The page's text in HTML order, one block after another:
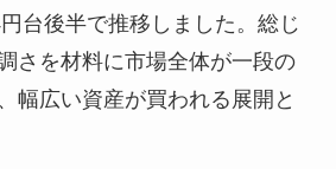
台後半で推移しました。総じ
さを材料に市場全体が一段の
幅広い資産が買われる展開と